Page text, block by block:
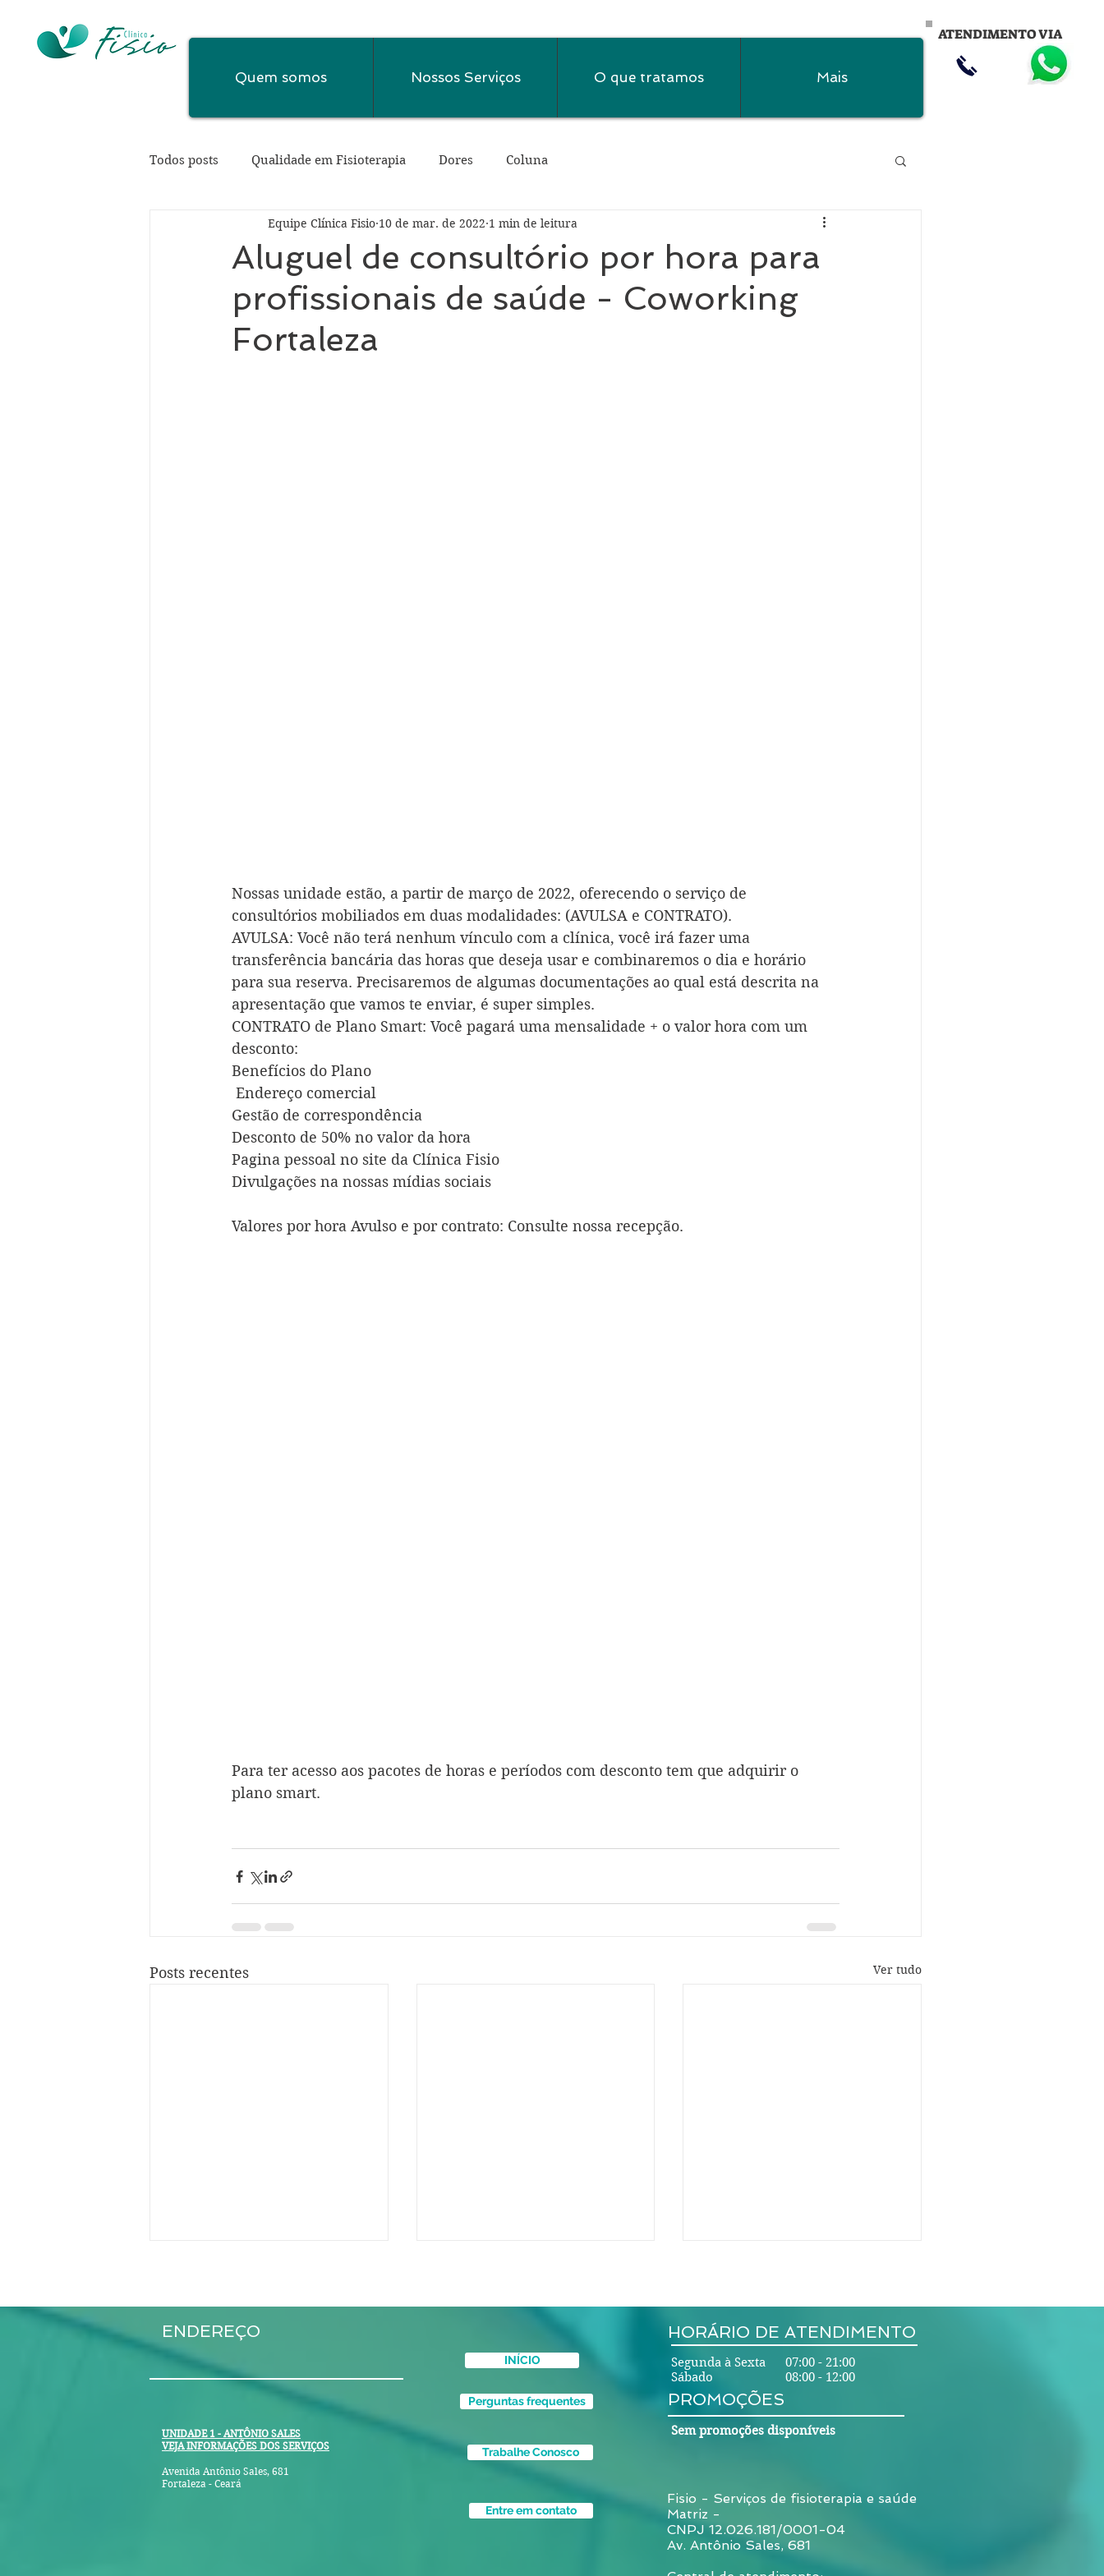
Quem somos Nossos Serviços O que tratamos Mais
ATENDIMENTO VIA
Todos posts Qualidade em Fisioterapia Dores Coluna
Aluguel de consultório por hora para
profissionais de saúde - Coworking
Fortaleza
Equipe Clínica Fisio 10 de mar. de 2022 1 min de leitura
Nossas unidade estão, a partir de março de 2022, oferecendo o serviço de
consultórios mobiliados em duas modalidades: (AVULSA e CONTRATO).
AVULSA: Você não terá nenhum vínculo com a clínica, você irá fazer uma
transferência bancária das horas que deseja usar e combinaremos o dia e horário
para sua reserva. Precisaremos de algumas documentações ao qual está descrita na
apresentação que vamos te enviar, é super simples.
CONTRATO de Plano Smart: Você pagará uma mensalidade + o valor hora com um
desconto:
Benefícios do Plano
Endereço comercial
Gestão de correspondência
Desconto de 50% no valor da hora
Pagina pessoal no site da Clínica Fisio
Divulgações na nossas mídias sociais
Valores por hora Avulso e por contrato: Consulte nossa recepção.
Para ter acesso aos pacotes de horas e períodos com desconto tem que adquirir o
plano smart.
Posts recentes Ver tudo
que é - Fisioterapia VPPB
labirinto - parte do ouvido
interno. Pode causar vertigem,
perda auditiva e outros
sintomas. Possíveis...
que é uma hérnia de disco? Os
como uma almofada de...
Terapia por ondas de
choque para
tendinopatia/tendinite
ENDEREÇO
UNIDADE 1 - ANTÔNIO SALES
VEJA INFORMAÇÕES DOS SERVIÇOS
Avenida Antônio Sales, 681
Fortaleza - Ceará
INÍCIO
Perguntas frequentes
Trabalhe Conosco
Entre em contato
HORÁRIO DE ATENDIMENTO
Segunda à Sexta 07:00 - 21:00
Sábado 08:00 - 12:00
PROMOÇÕES
Sem promoções disponíveis
Fisio - Serviços de fisioterapia e saúde
Matriz -
CNPJ 12.026.181/0001-04
Av. Antônio Sales, 681